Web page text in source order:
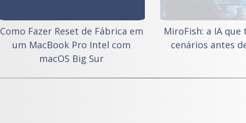
Como Fazer Reset de Fábrica em
um MacBook Pro Intel com
macOS Big Sur
MiroFish: a IA
cenários antes